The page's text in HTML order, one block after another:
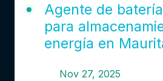
Agente de
para
energía en
Nov 27, 2025